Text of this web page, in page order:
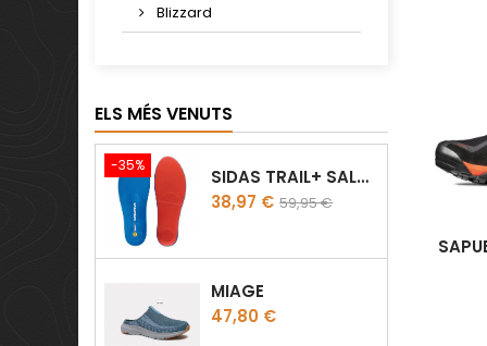
Blizzard
ELS MÉS VENUTS
-35%
SIDAS TRAIL+ SALOMON
Preu
38,97 € Preu
59,95 €
MIAGE
Preu
47,80 €